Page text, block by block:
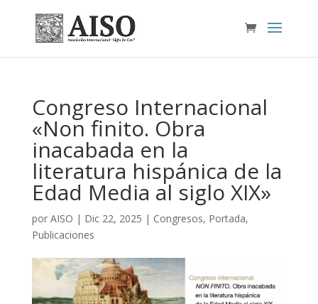
Congreso Internacional
«Non finito. Obra
inacabada en la
literatura hispánica de la
Edad Media al siglo XIX»
por AISO | Dic 22, 2025 | Congresos, Portada,
Publicaciones